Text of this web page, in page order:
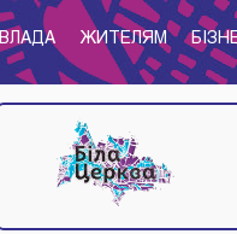
ВЛАДА ЖИТЕЛЯМ